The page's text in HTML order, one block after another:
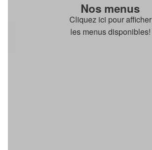
Nos menus
Cliquez ici pour afficher
les menus disponibles!